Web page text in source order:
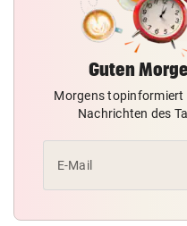
Guten
Morgens topinformiert
Nachrichten des
E-Mail